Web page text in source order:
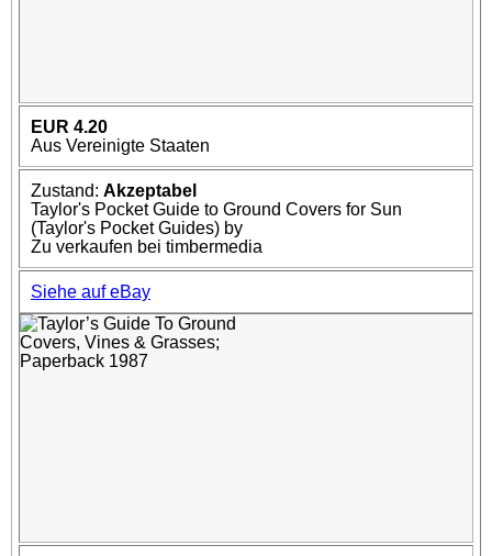
EUR 4.20
Aus Vereinigte Staaten
Zustand: Akzeptabel
Taylor's Pocket Guide to Ground Covers for Sun
(Taylor's Pocket Guides) by
Zu verkaufen bei timbermedia
Siehe auf eBay